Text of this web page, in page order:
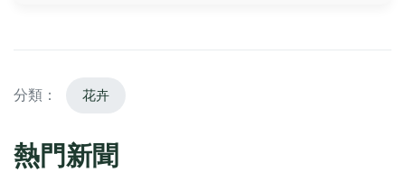
分類： 花卉
熱門新聞